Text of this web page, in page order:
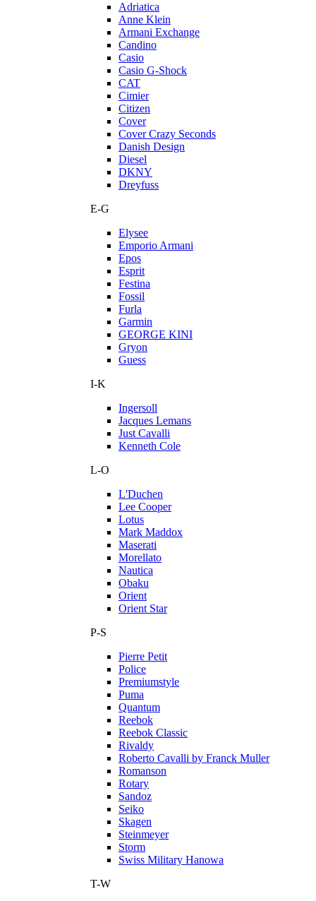
Adriatica
Anne Klein
Armani Exchange
Candino
Casio
Casio G-Shock
CAT
Cimier
Citizen
Cover
Cover Crazy Seconds
Danish Design
Diesel
DKNY
Dreyfuss
E-G
Elysee
Emporio Armani
Epos
Esprit
Festina
Fossil
Furla
Garmin
GEORGE KINI
Gryon
Guess
I-K
Ingersoll
Jacques Lemans
Just Cavalli
Kenneth Cole
L-O
L'Duchen
Lee Cooper
Lotus
Mark Maddox
Maserati
Morellato
Nautica
Obaku
Orient
Orient Star
P-S
Pierre Petit
Police
Premiumstyle
Puma
Quantum
Reebok
Reebok Classic
Rivaldy
Roberto Cavalli by Franck Muller
Romanson
Rotary
Sandoz
Seiko
Skagen
Steinmeyer
Storm
Swiss Military Hanowa
T-W